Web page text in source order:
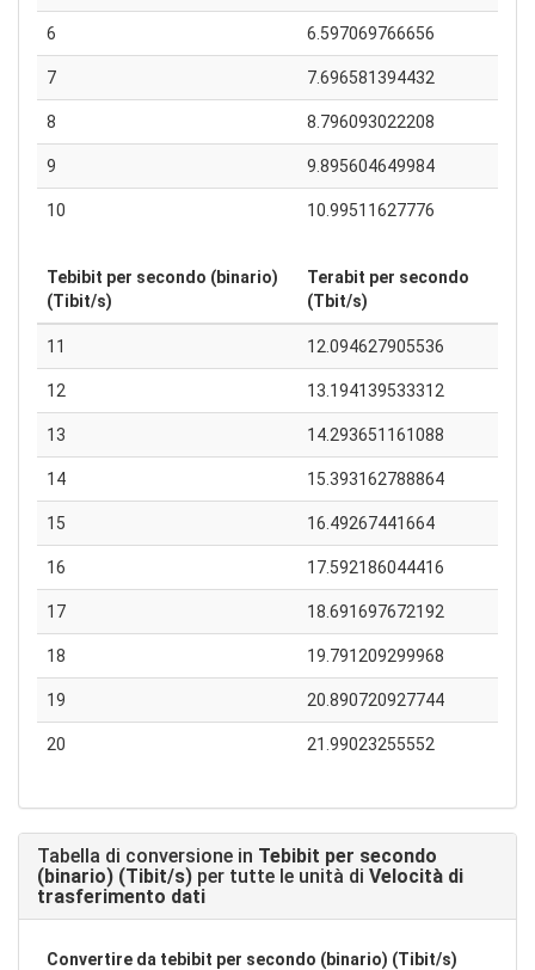
6 6.597069766656
7 7.696581394432
8 8.796093022208
9 9.895604649984
10 10.99511627776
Tebibit per secondo (binario)
(Tibit/s)
Terabit per secondo
(Tbit/s)
11 12.094627905536
12 13.194139533312
13 14.293651161088
14 15.393162788864
15 16.49267441664
16 17.592186044416
17 18.691697672192
18 19.791209299968
19 20.890720927744
20 21.99023255552
Tabella di conversione in Tebibit per secondo
(binario) (Tibit/s) per tutte le unità di Velocità di
trasferimento dati
Convertire da tebibit per secondo (binario) (Tibit/s)